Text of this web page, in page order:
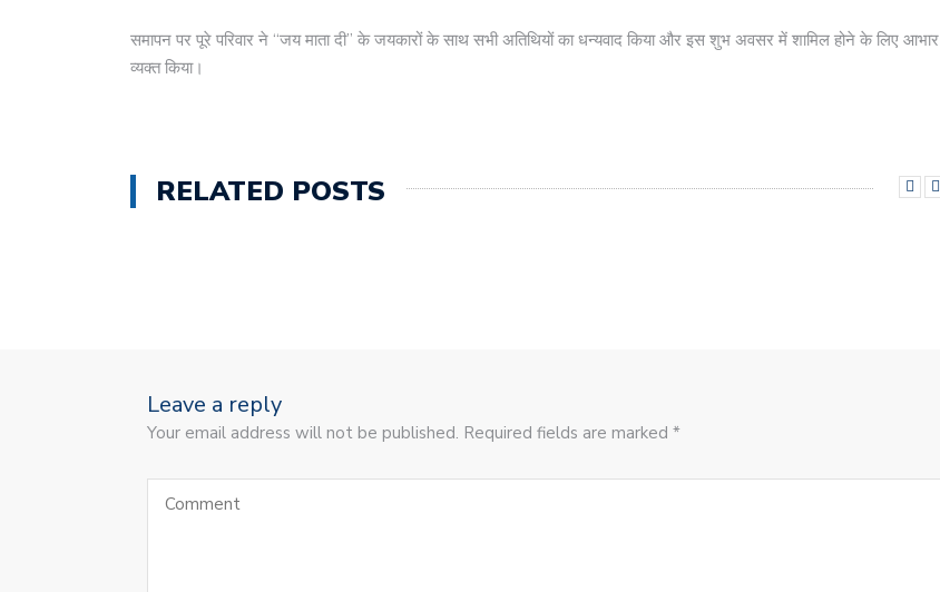
समापन पर पूरे परिवार ने “जय माता दी” के जयकारों के साथ सभी अतिथियों का धन्यवाद किया और इस शुभ अवसर में शामिल होने के लिए आभार
व्यक्त किया।
RELATED POSTS
Leave a reply
Your email address will not be published. Required fields are marked *